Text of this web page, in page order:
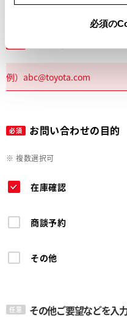
必須の
必須 お問い合わせの目的
※ 複数選択可
在庫確認
商談予約
その他
任意 その他ご要望などを入